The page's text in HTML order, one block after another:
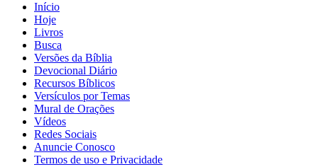
Início
Hoje
Livros
Busca
Versões da Bíblia
Devocional Diário
Recursos Bíblicos
Versículos por Temas
Mural de Orações
Vídeos
Redes Sociais
Anuncie Conosco
Termos de uso e Privacidade